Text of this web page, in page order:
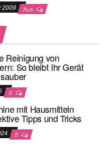
2009 Aus
Reinigung von
So bleibt Ihr Gerät
0
mit Hausmitteln
Tipps und Tricks
0